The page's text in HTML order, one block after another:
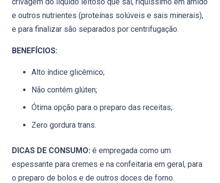
e outros nutrientes (proteínas solúveis e sais minerais),
e para finalizar são separados por centrifugação.
BENEFÍCIOS:
Alto índice glicêmico;
Não contém glúten;
Ótima opção para o preparo das receitas;
Zero gordura trans.
DICAS DE CONSUMO: é ​​empregada como um
espessante para cremes e na confeitaria em geral, para
o preparo de bolos e de outros doces de forno.